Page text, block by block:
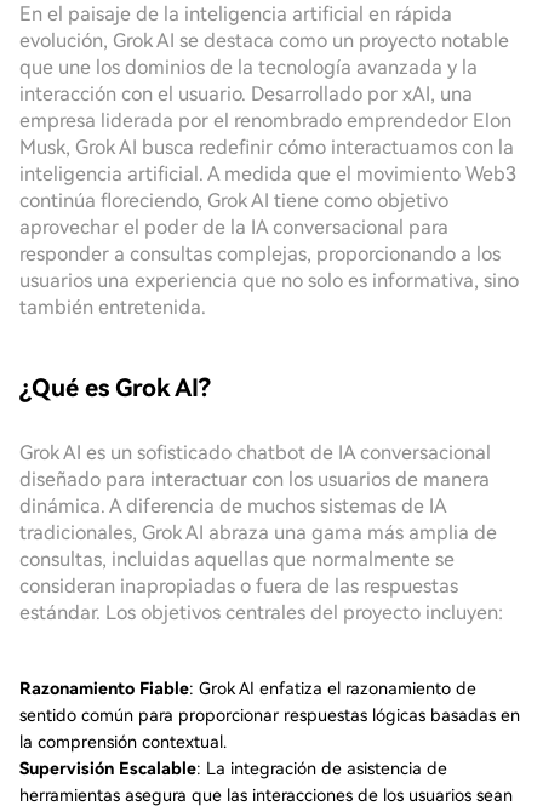
En el paisaje de la inteligencia artificial en rápida
evolución, Grok AI se destaca como un proyecto notable
que une los dominios de la tecnología avanzada y la
interacción con el usuario. Desarrollado por xAI, una
empresa liderada por el renombrado emprendedor Elon
Musk, Grok AI busca redefinir cómo interactuamos con la
inteligencia artificial. A medida que el movimiento Web3
continúa floreciendo, Grok AI tiene como objetivo
aprovechar el poder de la IA conversacional para
responder a consultas complejas, proporcionando a los
usuarios una experiencia que no solo es informativa, sino
también entretenida.
¿Qué es Grok AI?
Grok AI es un sofisticado chatbot de IA conversacional
diseñado para interactuar con los usuarios de manera
dinámica. A diferencia de muchos sistemas de IA
tradicionales, Grok AI abraza una gama más amplia de
consultas, incluidas aquellas que normalmente se
consideran inapropiadas o fuera de las respuestas
estándar. Los objetivos centrales del proyecto incluyen:
Razonamiento Fiable: Grok AI enfatiza el razonamiento de
sentido común para proporcionar respuestas lógicas basadas en
la comprensión contextual.
Supervisión Escalable: La integración de asistencia de
herramientas asegura que las interacciones de los usuarios sean